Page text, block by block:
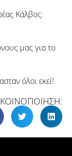
Κάλβος:
μας για το
όλοι εκεί!
ΚΟΙΝΟΠΟΙΗΣΗ: